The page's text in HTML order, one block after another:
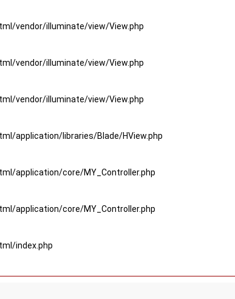
vendor/illuminate/view/View.php
vendor/illuminate/view/View.php
vendor/illuminate/view/View.php
application/libraries/Blade/HView.php
application/core/MY_Controller.php
application/core/MY_Controller.php
index.php